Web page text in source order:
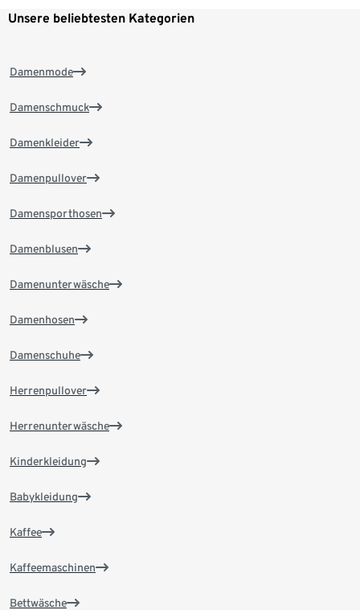
Unsere beliebtesten Kategorien
Damenmode
Damenschmuck
Damenkleider
Damenpullover
Damensporthosen
Damenblusen
Damenunterwäsche
Damenhosen
Damenschuhe
Herrenpullover
Herrenunterwäsche
Kinderkleidung
Babykleidung
Kaffee
Kaffeemaschinen
Bettwäsche